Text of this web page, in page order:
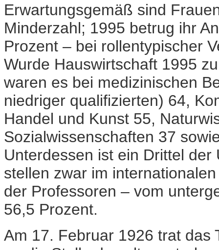
Erwartungsgemäß sind
Minderzahl; 1995 betrug ihr
Prozent – bei rollentypischer
Wurde Hauswirtschaft 1995
waren es bei medizinischen
niedriger qualifizierten) 64,
Handel und Kunst 55,
Sozialwissenschaften 37
Unterdessen ist ein Drittel
stellen zwar im
der Professoren – vom
56,5 Prozent.
Am 17. Februar 1926 trat das